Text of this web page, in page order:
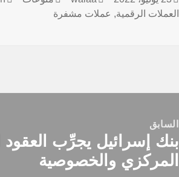
في
العملات الرقمية, عملات مشفرة
السابق
المقالة
السابقة:
بنك إسرائيل يجرِّب العقود
المركزي والخصوصية